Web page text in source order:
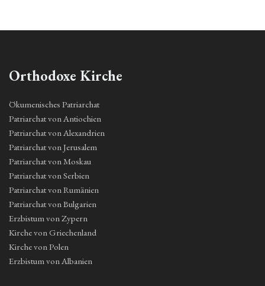
Orthodoxe Kirche
Ökumenisches Patriarchat
Patriarchat von Antiochien
Patriarchat von Alexandrien
Patriarchat von Jerusalem
Patriarchat von Moskau
Patriarchat von Serbien
Patriarchat von Rumänien
Patriarchat von Bulgarien
Erzbistum von Zypern
Kirche von Griechenland
Kirche von Polen
Erzbistum von Albanien